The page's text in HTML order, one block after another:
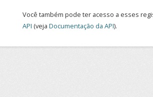
Você também pode ter acesso a esses
API (veja Documentação da API).